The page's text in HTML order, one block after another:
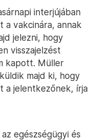
interjújában
vakcinára, annak
jelezni, hogy
visszajelzést
kapott. Müller
majd ki, hogy
a jelentkezőnek, írja
az egészségügyi és